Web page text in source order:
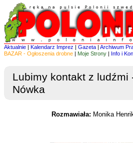
Aktualnie | Kalendarz Imprez | Gazeta | Archiwum
BAZAR - Ogłoszenia drobne | Moje Strony | Info i
Lubimy kontakt z ludźmi
Nówka
Rozmawiała: Monika